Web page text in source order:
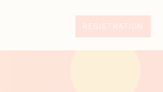
REGISTRATION